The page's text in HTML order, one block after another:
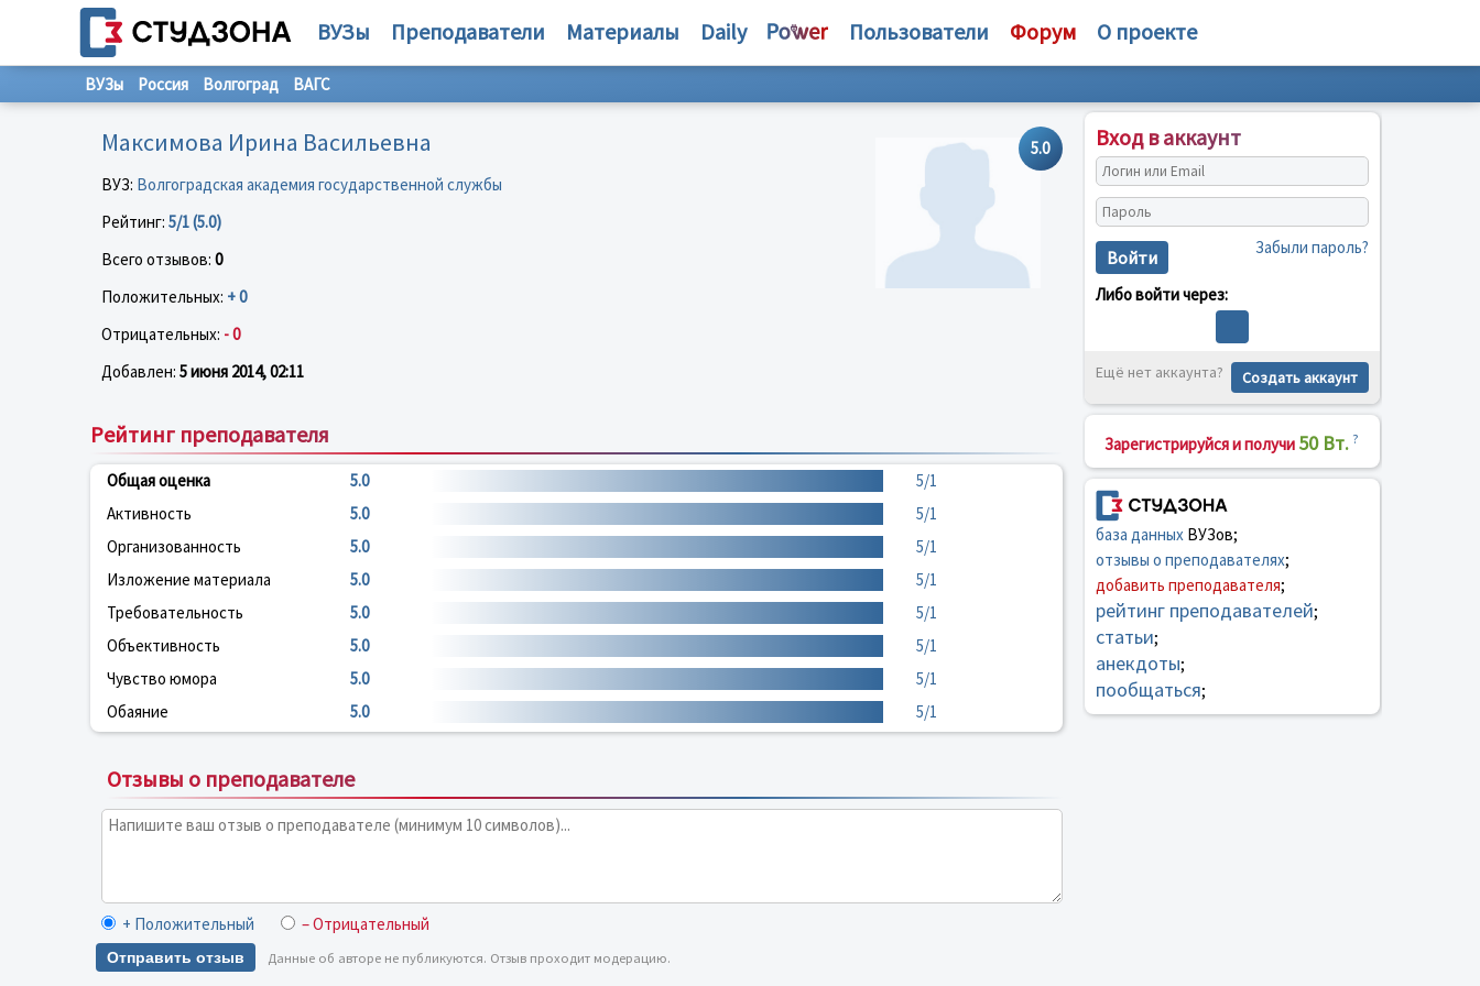
ВУЗы Преподаватели Материалы Daily Пользователи Форум О проекте
ВУЗы Россия Волгоград ВАГС
5.0
Максимова Ирина Васильевна
ВУЗ: Волгоградская академия государственной службы
Рейтинг: 5/1 (5.0)
Всего отзывов: 0
Положительных: + 0
Отрицательных: - 0
Добавлен: 5 июня 2014, 02:11
Рейтинг преподавателя
Общая оценка 5.0
5/1
Активность
5.0
5/1
Организованность
5.0
5/1
Изложение материала
5.0
5/1
Требовательность
5.0
5/1
Объективность
5.0
5/1
Чувство юмора
5.0
5/1
Обаяние
5.0 5/1
Отзывы о преподавателе
+ Положительный – Отрицательный
Отправить отзыв Данные об авторе не публикуются. Отзыв проходит модерацию.
Вход в аккаунт
Войти Забыли пароль?
Либо войти через:
Ещё нет аккаунта? Создать аккаунт
Зарегистрируйся и получи 50 Вт. ?
база данныхВУЗов;
отзывы о преподавателях;
добавить преподавателя;
рейтинг преподавателей;
статьи;
анекдоты;
пообщаться;